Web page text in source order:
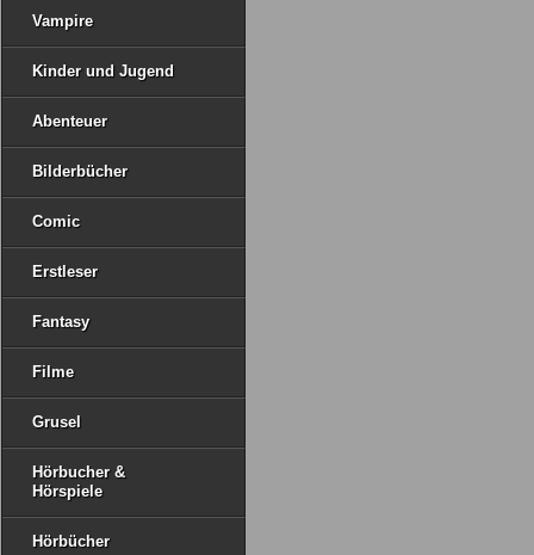
Vampire
Kinder und Jugend
Abenteuer
Bilderbücher
Comic
Erstleser
Fantasy
Filme
Grusel
Hörbucher &
Hörspiele
Hörbücher